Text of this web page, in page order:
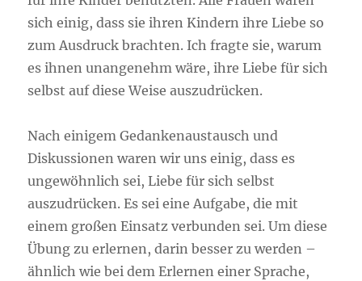
sich einig, dass sie ihren Kindern ihre Liebe so
zum Ausdruck brachten. Ich fragte sie, warum
es ihnen unangenehm wäre, ihre Liebe für sich
selbst auf diese Weise auszudrücken.
Nach einigem Gedankenaustausch und
Diskussionen waren wir uns einig, dass es
ungewöhnlich sei, Liebe für sich selbst
auszudrücken. Es sei eine Aufgabe, die mit
einem großen Einsatz verbunden sei. Um diese
Übung zu erlernen, darin besser zu werden –
ähnlich wie bei dem Erlernen einer Sprache,